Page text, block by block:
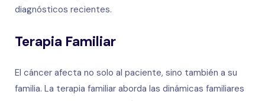
diagnósticos recientes.
Terapia Familiar
El cáncer afecta no solo al paciente, sino también a su
familia. La terapia familiar aborda las dinámicas familiares